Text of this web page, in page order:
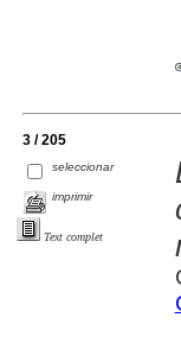
3 / 205
seleccionar
imprimir
Text complet